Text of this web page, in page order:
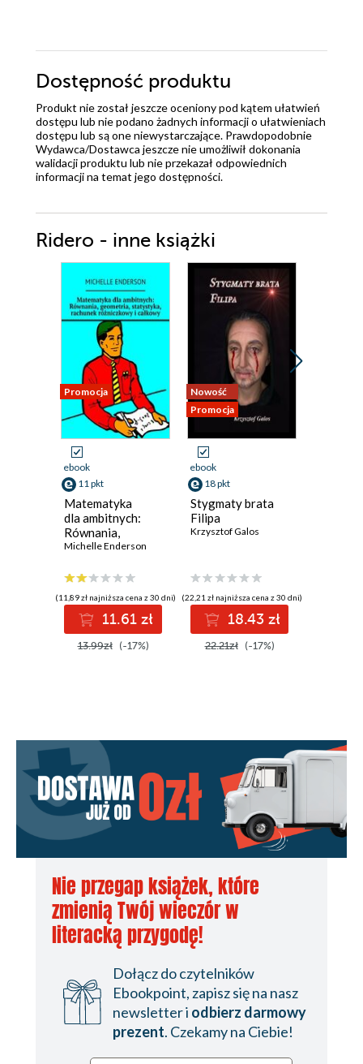
Dostępność produktu
Produkt nie został jeszcze oceniony pod kątem ułatwień
dostępu lub nie podano żadnych informacji o ułatwieniach
dostępu lub są one niewystarczające. Prawdopodobnie
Wydawca/Dostawca jeszcze nie umożliwił dokonania
walidacji produktu lub nie przekazał odpowiednich
informacji na temat jego dostępności.
Ridero - inne książki
Promocja
ebook
11 pkt
Matematyka
dla ambitnych:
Równania,
geometria,
rachunek
różniczkowy
i całkowy
Michelle Enderson
(11,89 zł najniższa cena z 30 dni)
11.61 zł
13.99zł (-17%)
Nowość
Promocja
ebook
18 pkt
Stygmaty brata
Filipa
Krzysztof Galos
(22,21 zł najniższa cena z 30 dni)
18.43 zł
22.21zł (-17%)
Nie przegap książek, które
zmienią Twój wieczór w
literacką przygodę!
Dołącz do czytelników
Ebookpoint, zapisz się na nasz
newsletter i odbierz darmowy
prezent. Czekamy na Ciebie!